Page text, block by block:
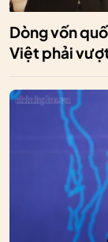
Dòng vốn
Việt phải